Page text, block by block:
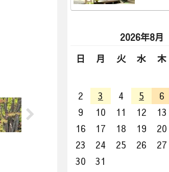
2026年8月
日
月 火 水 木
2
3 4 5 6
9
10 11 12 13
16
17 18 19 20
23
24 25 26 27
30
31